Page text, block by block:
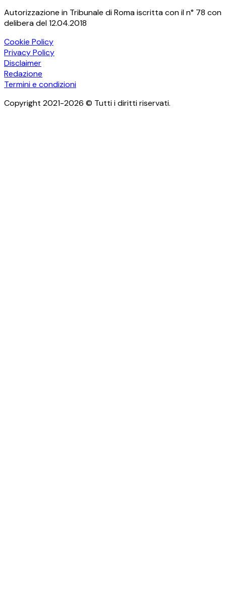
Autorizzazione in Tribunale di Roma iscritta con il n° 78 con
delibera del 12.04.2018
Cookie Policy
Privacy Policy
Disclaimer
Redazione
Termini e condizioni
Copyright 2021-2026 © Tutti i diritti riservati.